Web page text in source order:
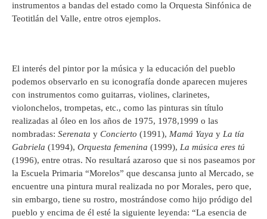
instrumentos a bandas del estado como la Orquesta Sinfónica de
Teotitlán del Valle, entre otros ejemplos.
El interés del pintor por la música y la educación del pueblo
podemos observarlo en su iconografía donde aparecen mujeres
con instrumentos como guitarras, violines, clarinetes,
violonchelos, trompetas, etc., como las pinturas sin título
realizadas al óleo en los años de 1975, 1978,1999 o las
nombradas: Serenata y Concierto (1991), Mamá Yaya y La tía
Gabriela (1994), Orquesta femenina (1999), La música eres tú
(1996), entre otras. No resultará azaroso que si nos paseamos por
la Escuela Primaria “Morelos” que descansa junto al Mercado, se
encuentre una pintura mural realizada no por Morales, pero que,
sin embargo, tiene su rostro, mostrándose como hijo pródigo del
pueblo y encima de él esté la siguiente leyenda: “La esencia de